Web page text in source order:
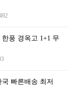
풍 경옥고 1+1 무
빠른배송 최저